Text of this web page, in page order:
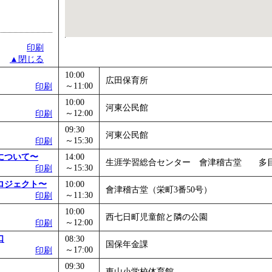
印刷
▲閉じる
印刷
10:00
～11:00
広田保育所
印刷
10:00
～12:00
河東公民館
印刷
09:30
～15:30
河東公民館
ついて〜
印刷
14:00
～15:30
生涯学習総合センター 會津稽古堂 多
ジェクト〜
印刷
10:00
～11:30
會津稽古堂（栄町3番50号）
印刷
10:00
～12:00
西七日町児童館と隣の公園
印刷
08:30
～17:00
国保年金課
09:30